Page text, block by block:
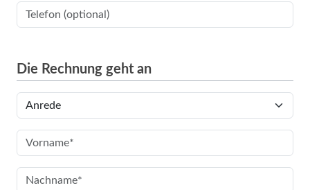
Die Rechnung geht an